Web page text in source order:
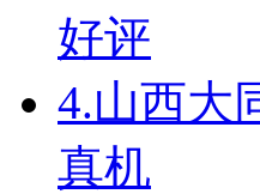
好评
4.山西大
真机